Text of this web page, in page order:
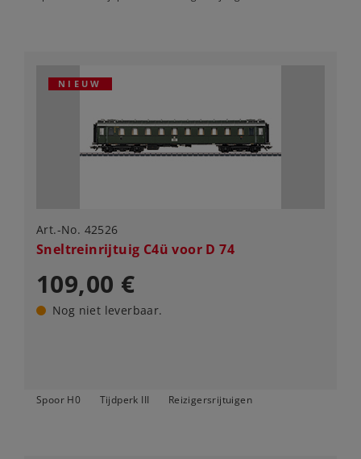
NIEUW
Art.-No. 42526
Sneltreinrijtuig C4ü voor D 74
109,00 €
Nog niet leverbaar.
Spoor H0 Tijdperk III Reizigersrijtuigen